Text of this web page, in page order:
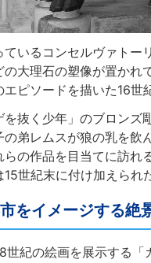
ているコンセルヴァト
の大理石の塑像が置か
ピソードを描いた16世
を抜く少年」のブロン
弟レムスが狼の乳を
の作品を目当てに訪
世紀末に付け加えられ
をイメージする絶
世紀の絵画を展示する